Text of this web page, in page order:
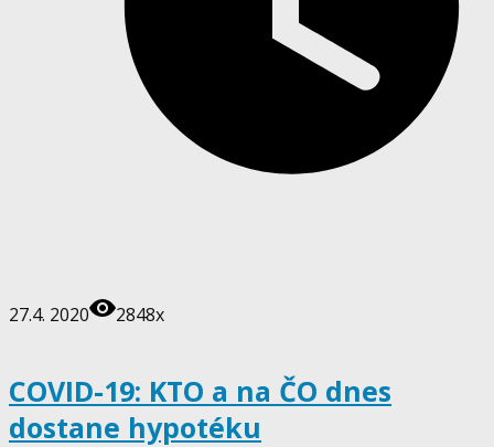
27.4. 2020 2848x
COVID-19: KTO a na ČO dnes
dostane hypotéku